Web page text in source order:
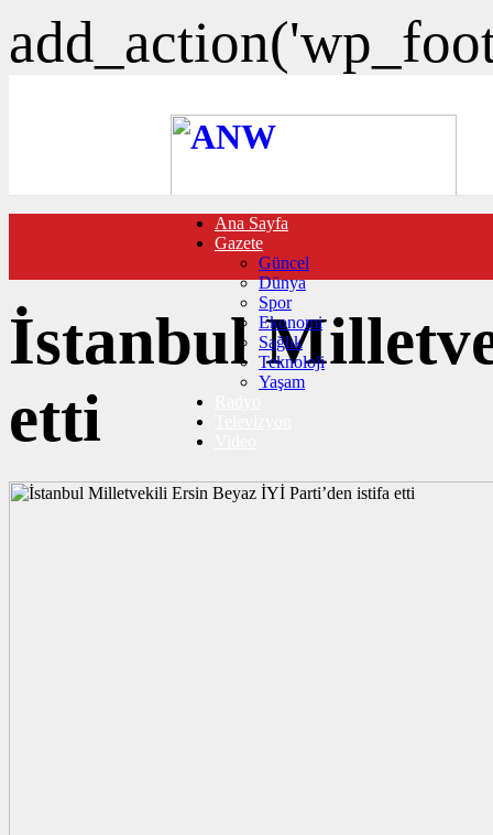
FOTO GALERİ
VIDEO GALERİ
TRAFİK DURUMU
NÖBETÇİ ECZANELER
CANLI SONUÇLAR
HABER GÖNDER
BURÇLAR
İLETİŞİM
Ana Sayfa
Gazete
Güncel
Dünya
Spor
Ekonomi
Sağlık
Teknoloji
Yaşam
İstanbul
etti